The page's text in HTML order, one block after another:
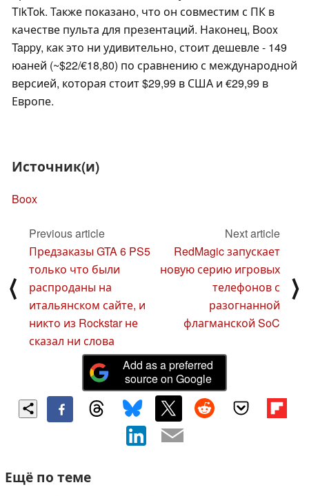
TikTok. Также показано, что он совместим с ПК в
качестве пульта для презентаций. Наконец, Boox
Tappy, как это ни удивительно, стоит дешевле - 149
юаней (~$22/€18,80) по сравнению с международной
версией, которая стоит $29,99 в США и €29,99 в
Европе.
Источник(и)
Boox
⟨
Previous article
Предзаказы GTA 6 PS5
только что были
распроданы на
итальянском сайте, и
никто из Rockstar не
сказал ни слова
Next article
RedMagic запускает
новую серию игровых
телефонов с
разогнанной
флагманской SoC
⟩
Add as a preferred
source on Google
Ещё по теме